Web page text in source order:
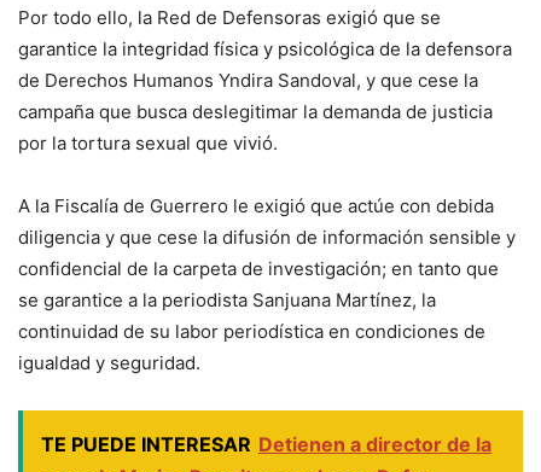
Por todo ello, la Red de Defensoras exigió que se
garantice la integridad física y psicológica de la defensora
de Derechos Humanos Yndira Sandoval, y que cese la
campaña que busca deslegitimar la demanda de justicia
por la tortura sexual que vivió.
A la Fiscalía de Guerrero le exigió que actúe con debida
diligencia y que cese la difusión de información sensible y
confidencial de la carpeta de investigación; en tanto que
se garantice a la periodista Sanjuana Martínez, la
continuidad de su labor periodística en condiciones de
igualdad y seguridad.
TE PUEDE INTERESAR Detienen a director de la